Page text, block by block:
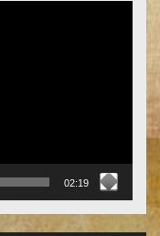
02:19